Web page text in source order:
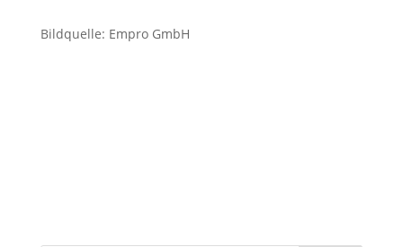
Bildquelle: Empro GmbH